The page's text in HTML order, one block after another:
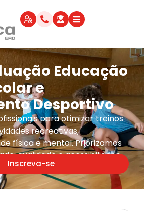
Educação
e
Desportivo
para otimizar treinos
recreativas,
física e mental. Priorizamos
qualidade e acessibilidade.
Inscreva-se